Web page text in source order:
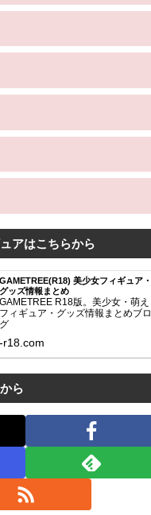
アはこちらから
GAMETREE(R18) 美少女フィギュア・
グッズ情報まとめ
GAMETREE R18版。美少女・萌え
フィギュア・グッズ情報まとめブロ
グ
r18.com
ら